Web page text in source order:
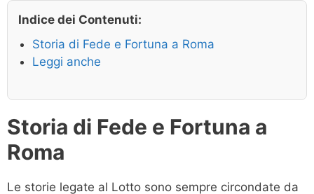
Indice dei Contenuti:
Storia di Fede e Fortuna a Roma
Leggi anche
Storia di Fede e Fortuna a
Roma
Le storie legate al Lotto sono sempre circondate da